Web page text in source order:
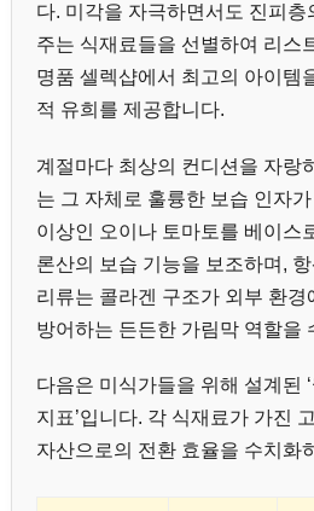
다. 미각을 자극하면서도 진피층
주는 식재료들을 선별하여 리스
명품 셀렉샵에서 최고의 아이템
적 유희를 제공합니다.
계절마다 최상의 컨디션을 자랑
는 그 자체로 훌륭한 보습 인자
이상인 오이나 토마토를 베이스
론산의 보습 기능을 보조하며,
리류는 콜라겐 구조가 외부 환
방어하는 든든한 가림막 역할을
다음은 미식가들을 위해 설계된
지표’입니다. 각 식재료가 가진
자산으로의 전환 효율을 수치화